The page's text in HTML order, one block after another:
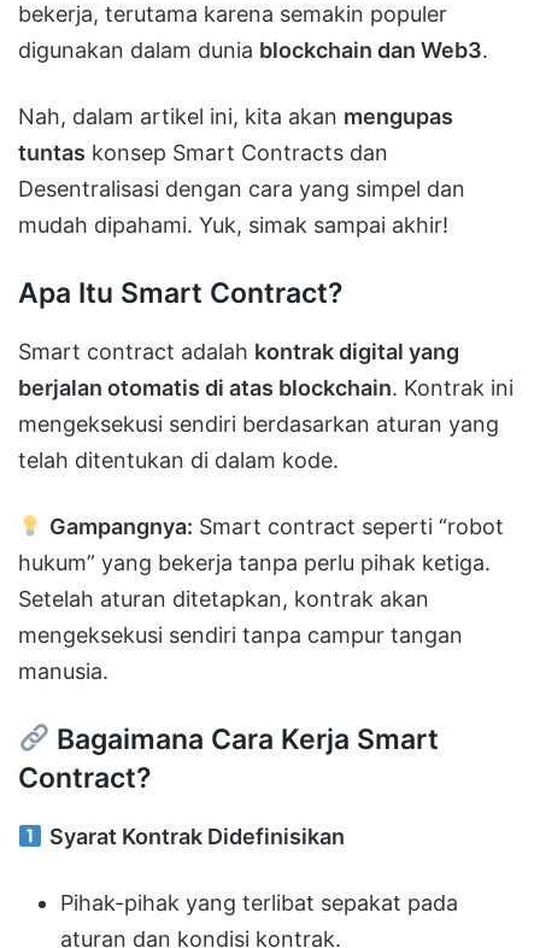
bekerja, terutama karena semakin populer
digunakan dalam dunia blockchain dan Web3.
Nah, dalam artikel ini, kita akan mengupas
tuntas konsep Smart Contracts dan
Desentralisasi dengan cara yang simpel dan
mudah dipahami. Yuk, simak sampai akhir!
Apa Itu Smart Contract?
Smart contract adalah kontrak digital yang
berjalan otomatis di atas blockchain. Kontrak ini
mengeksekusi sendiri berdasarkan aturan yang
telah ditentukan di dalam kode.
Gampangnya: Smart contract seperti “robot
hukum” yang bekerja tanpa perlu pihak ketiga.
Setelah aturan ditetapkan, kontrak akan
mengeksekusi sendiri tanpa campur tangan
manusia.
Bagaimana Cara Kerja Smart
Contract?
Syarat Kontrak Didefinisikan
Pihak-pihak yang terlibat sepakat pada
aturan dan kondisi kontrak.